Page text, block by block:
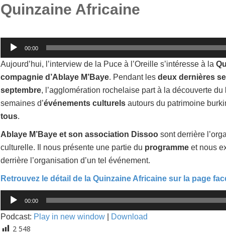
Quinzaine Africaine
Lecteur
audio
00:00
Aujourd’hui, l’interview de la Puce à l’Oreille s’intéresse à la
compagnie d’Ablaye M’Baye. Pendant les deux dernières
septembre, l’agglomération rochelaise part à la découverte du
semaines d’événements culturels autours du patrimoine
tous.
Ablaye M’Baye et son association Dissoo sont derrière
culturelle. Il nous présente une partie du programme et nous
derrière l’organisation d’un tel événement.
Retrouvez le détail de la Quinzaine Africaine sur la page
Lecteur
audio
00:00
Podcast: Play in new window Download
2 548